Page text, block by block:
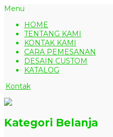
Menu
HOME
TENTANG KAMI
KONTAK KAMI
CARA PEMESANAN
DESAIN CUSTOM
KATALOG
Kontak
Kategori Belanja